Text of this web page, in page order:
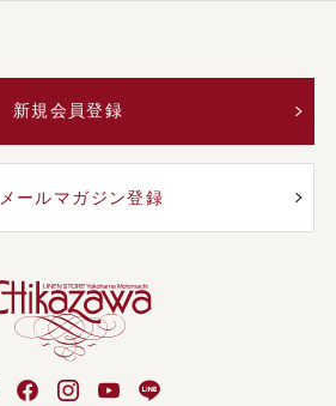
新規会員登録
メールマガジン登録